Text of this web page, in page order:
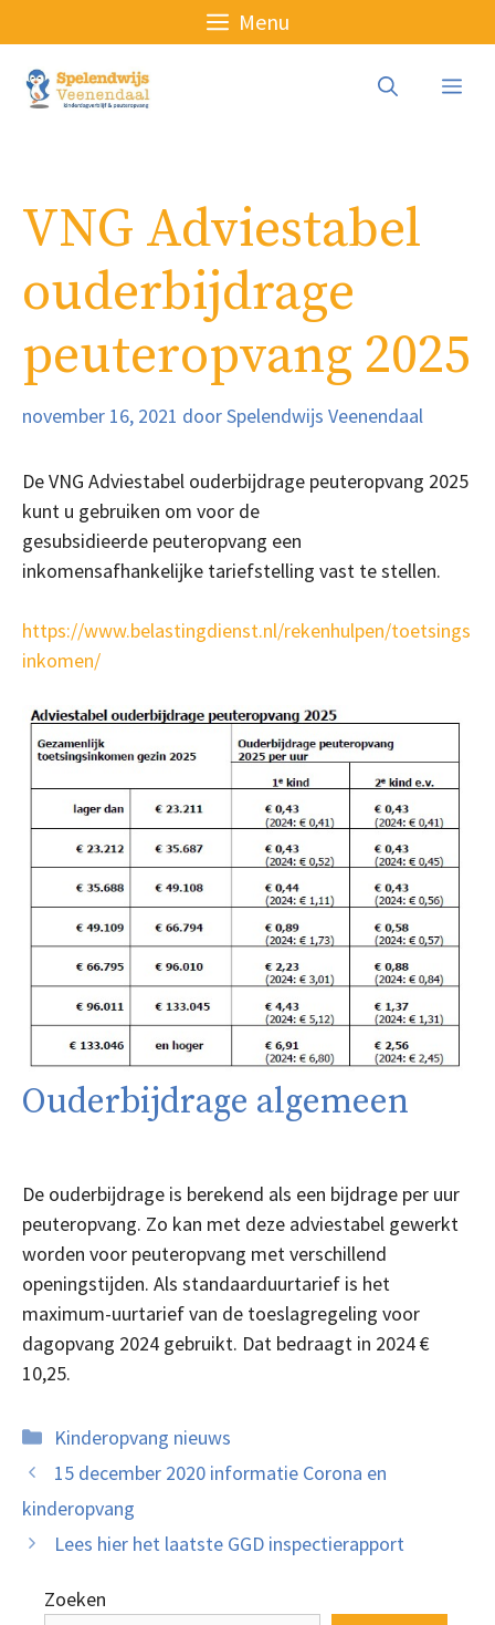
naar
inhoud
Menu
VNG Adviestabel
ouderbijdrage
peuteropvang 2025
november 16, 2021 doorSpelendwijs Veenendaal
De VNG Adviestabel ouderbijdrage peuteropvang 2025
kunt u gebruiken om voor de
gesubsidieerde peuteropvang een
inkomensafhankelijke tariefstelling vast te stellen.
https://www.belastingdienst.nl/rekenhulpen/toetsings
inkomen/
Ouderbijdrage algemeen
De ouderbijdrage is berekend als een bijdrage per uur
peuteropvang. Zo kan met deze adviestabel gewerkt
worden voor peuteropvang met verschillend
openingstijden. Als standaarduurtarief is het
maximum-uurtarief van de toeslagregeling voor
dagopvang 2024 gebruikt. Dat bedraagt in 2024 €
10,25.
Categorieën
Kinderopvang nieuws
15 december 2020 informatie Corona en
kinderopvang
Lees hier het laatste GGD inspectierapport
Zoeken